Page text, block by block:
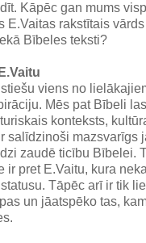
Kāpēc gan mums
E.Vaitas rakstītais
Bībeles teksti?
viens no
Mēs pat Bībeli
konteksts,
salīdzinoši mazsvarīgs
zaudē ticību Bībelei.
ir pret E.Vaitu, kura
Tāpēc arī ir tik
un jāatspēko tas,